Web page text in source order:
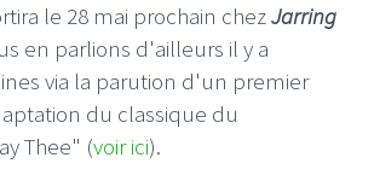
le 28 mai prochain chezJarring
en parlions d'ailleurs il y a
via la parution d'un premier
du classique du
Thee" (voir ici).